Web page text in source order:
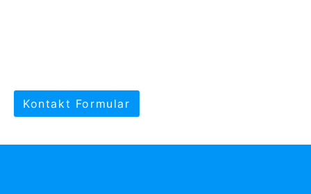
Kontakt Formular